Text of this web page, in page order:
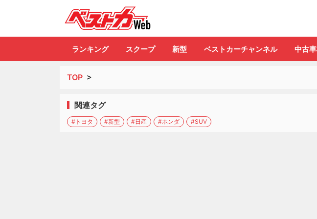
ランキング スクープ 新型 ベストカーチャンネル 中古
TOP >
関連タグ
#トヨタ #新型 #日産 #ホンダ #SUV